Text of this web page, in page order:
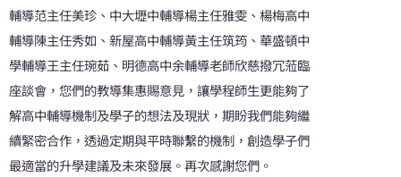
輔導范主任美珍、中大壢中輔導楊主任雅雯、楊梅高中
輔導陳主任秀如、新屋高中輔導黃主任筑筠、華盛頓中
學輔導王主任琬茹、明德高中余輔導老師欣慈撥冗蒞臨
座談會，您們的教導集惠賜意見，讓學程師生更能夠了
解高中輔導機制及學子的想法及現狀，期盼我們能夠繼
續緊密合作，透過定期與平時聯繫的機制，創造學子們
最適當的升學建議及未來發展。再次感謝您們。